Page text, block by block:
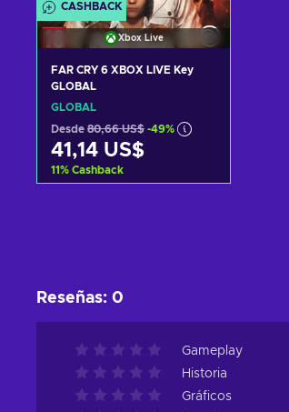
CASHBACK
Xbox Live
FAR CRY 6 XBOX LIVE Key
GLOBAL
GLOBAL
Desde 80,66 US$ -49%
41,14 US$
11% Cashback
Reseñas: 0
Gameplay
Historia
Gráficos